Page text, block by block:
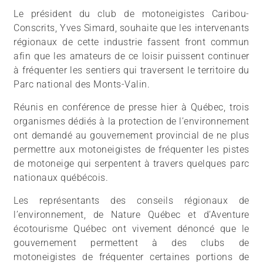
Le président du club de motoneigistes Caribou-
Conscrits, Yves Simard, souhaite que les intervenants
régionaux de cette industrie fassent front commun
afin que les amateurs de ce loisir puissent continuer
à fréquenter les sentiers qui traversent le territoire du
Parc national des Monts-Valin.
Réunis en conférence de presse hier à Québec, trois
organismes dédiés à la protection de l’environnement
ont demandé au gouvernement provincial de ne plus
permettre aux motoneigistes de fréquenter les pistes
de motoneige qui serpentent à travers quelques parc
nationaux québécois.
Les représentants des conseils régionaux de
l’environnement, de Nature Québec et d’Aventure
écotourisme Québec ont vivement dénoncé que le
gouvernement permettent à des clubs de
motoneigistes de fréquenter certaines portions de